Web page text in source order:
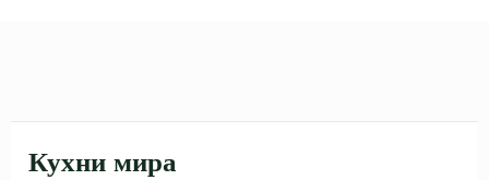
Кухни мира